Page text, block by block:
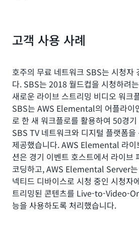
고객 사용 사례
호주의 무료 네트워크 SBS는 시청자
다. SBS는 2018 월드컵을 시청하려
새로운 라이브 스트리밍 비디오 워크
SBS는 AWS Elemental의 어플라이
로 한 새 워크플로를 활용하여 50경
SBS TV 네트워크와 디지털 플랫폼
제공했습니다. AWS Elemental 라이
션은 경기 이벤트 호스트에서 라이브
코딩하고, AWS Elemental Server는
넥티드 디바이스로 시청 중인 시청자
트리밍된 콘텐츠를 Live-to-Video-
능을 사용하도록 처리했습니다.